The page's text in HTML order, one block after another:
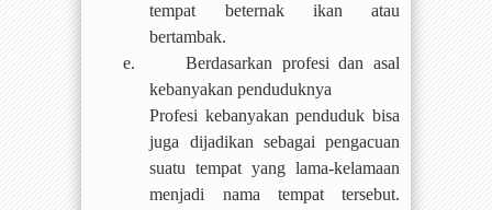
tempat beternak ikan atau
bertambak.
e.
Berdasarkan profesi dan asal
kebanyakan penduduknya
Profesi kebanyakan penduduk bisa
juga dijadikan sebagai pengacuan
suatu tempat yang lama-kelamaan
menjadi nama tempat tersebut.